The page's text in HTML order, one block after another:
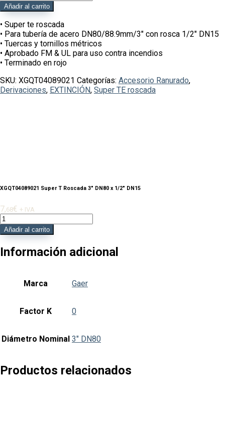
Super
T
Roscada
3"
DN80
x
1/2"
cantidad
Añadir al carrito
• Super te roscada
• Para tubería de acero DN80/88.9mm/3″ con rosca 1/2″ DN15
• Tuercas y tornillos métricos
• Aprobado FM & UL para uso contra incendios
• Terminado en rojo
SKU: XGQT04089021 Categorías: Accesorio Ranurado,
Derivaciones, EXTINCIÓN, Super TE roscada
XGQT04089021 Super T Roscada 3″ DN80 x 1/2″ DN15
7,68€ + IVA
XGQT04089021
Super
T
Roscada
3"
Añadir al carrito
Información adicional
Marca Gaer
Factor K 0
Diámetro Nominal 3" DN80
Productos relacionados